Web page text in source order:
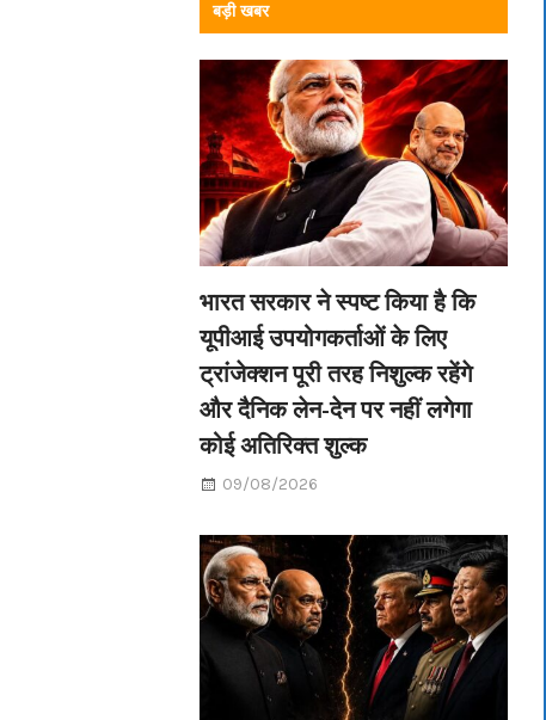
बड़ी खबर
भारत सरकार ने स्पष्ट किया है कि
यूपीआई उपयोगकर्ताओं के लिए
ट्रांजेक्शन पूरी तरह निशुल्क रहेंगे
और दैनिक लेन-देन पर नहीं लगेगा
कोई अतिरिक्त शुल्क
09/08/2026